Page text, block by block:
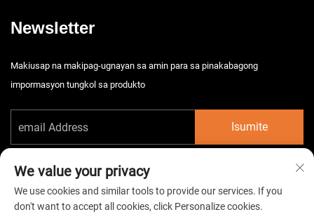
Newsletter
Makiusap na makipag-ugnayan sa amin para sa pinakabagong
impormasyon tungkol sa produkto
Isumite
We value your privacy
We use cookies and similar tools to provide our services. If you
don't want to accept all cookies, click Personalize cookies.